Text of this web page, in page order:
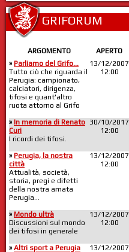
GRIFORUM
ARGOMENTO APERTO
» Parliamo del Grifo...
Tutto ciò che riguarda il
Perugia: campionato,
calciatori, dirigenza,
tifosi e quant'altro
ruota attorno al Grifo
13/12/2007
12:00
» In memoria di Renato
Curi
I ricordi dei tifosi.
30/10/2017
12:00
» Perugia, la nostra
città
Attualità, società,
storia, pregi e difetti
della nostra amata
Perugia...
13/12/2007
12:00
» Mondo ultrà
Discussioni sul mondo
dei tifosi in generale
13/12/2007
12:00
» Altri sport a Perugia
13/12/2007